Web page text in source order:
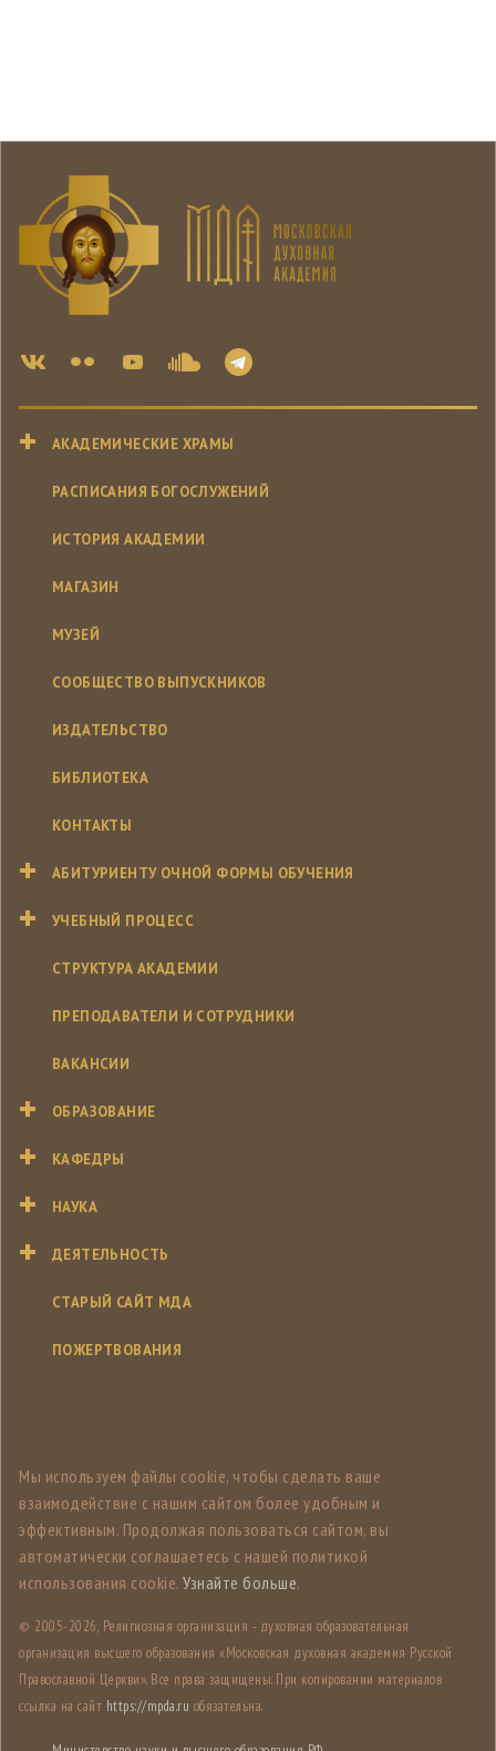
АКАДЕМИЧЕСКИЕ ХРАМЫ
РАСПИСАНИЯ БОГОСЛУЖЕНИЙ
ИСТОРИЯ АКАДЕМИИ
МАГАЗИН
МУЗЕЙ
СООБЩЕСТВО ВЫПУСКНИКОВ
ИЗДАТЕЛЬСТВО
БИБЛИОТЕКА
КОНТАКТЫ
АБИТУРИЕНТУ ОЧНОЙ ФОРМЫ ОБУЧЕНИЯ
УЧЕБНЫЙ ПРОЦЕСС
СТРУКТУРА АКАДЕМИИ
ПРЕПОДАВАТЕЛИ И СОТРУДНИКИ
ВАКАНСИИ
ОБРАЗОВАНИЕ
КАФЕДРЫ
НАУКА
ДЕЯТЕЛЬНОСТЬ
СТАРЫЙ САЙТ МДА
ПОЖЕРТВОВАНИЯ
Мы используем файлы cookie, чтобы сделать ваше
взаимодействие с нашим сайтом более удобным и
эффективным. Продолжая пользоваться сайтом, вы
автоматически соглашаетесь с нашей политикой
использования cookie. Узнайте больше.
© 2005-2026, Религиозная организация - духовная образовательная
организация высшего образования «Московская духовная академия Русской
Православной Церкви». Все права защищены. При копировании материалов
ссылка на сайт https://mpda.ru обязательна.